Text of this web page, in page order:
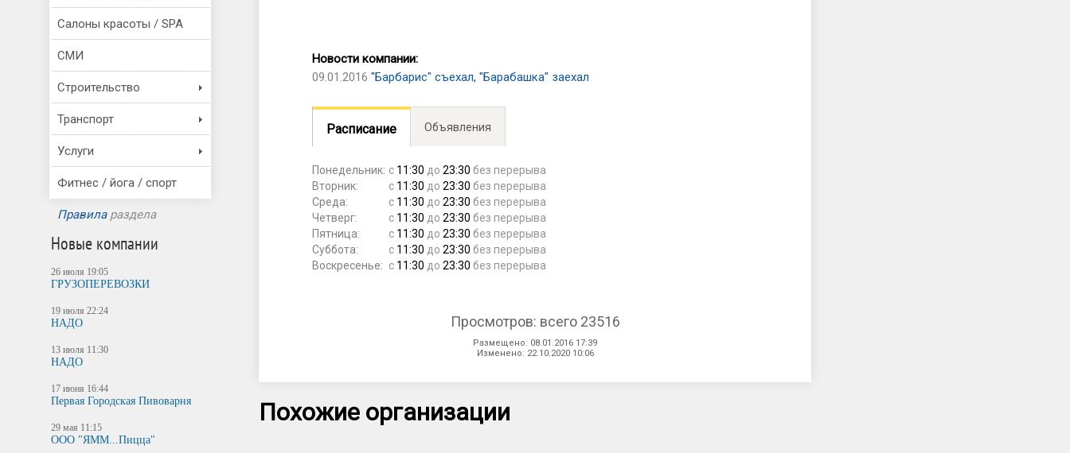
Салоны красоты / SPA
СМИ
Строительство
Транспорт
Услуги
Фитнес / йога / спорт
Правилараздела
Новые компании
26 июля 19:05
ГРУЗОПЕРЕВОЗКИ
19 июля 22:24
НАДО
13 июля 11:30
НАДО
17 июня 16:44
Первая Городская Пивоварня
29 мая 11:15
ООО "ЯММ...Пицца"
Новости компании:
09.01.2016 "Барбарис" съехал, "Барабашка" заехал
Расписание Объявления
Понедельник:
Вторник:
Среда:
Четверг:
Пятница:
Суббота:
Воскресенье:
с 11:30 до 23:30 без перерыва
с 11:30 до 23:30 без перерыва
с 11:30 до 23:30 без перерыва
с 11:30 до 23:30 без перерыва
с 11:30 до 23:30 без перерыва
с 11:30 до 23:30 без перерыва
с 11:30 до 23:30 без перерыва
Просмотров: всего 23516
Размещено: 08.01.2016 17:39
Изменено: 22.10.2020 10:06
Похожие организации